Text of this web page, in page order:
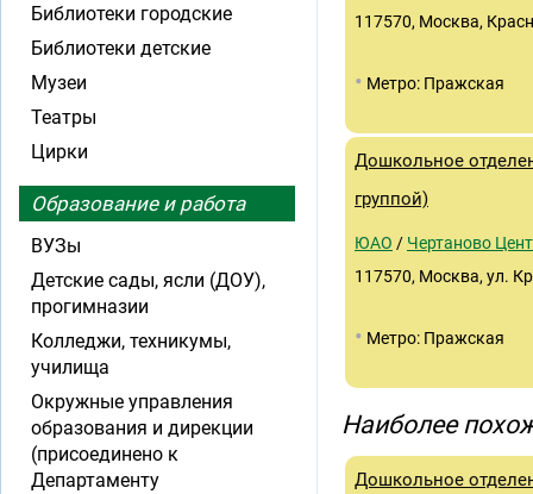
117570, Москва,
• Метро: Пражская
Дошкольное
группой)
ЮАО / Чертаново
117570, Москва, ул.
• Метро: Пражская
Наиболее
Дошкольное
Библиотеки городские
Библиотеки детские
Музеи
Театры
Цирки
Образование и работа
ВУЗы
Детские сады, ясли (ДОУ),
прогимназии
Колледжи, техникумы,
училища
Окружные управления
образования и дирекции
(присоединено к
Департаменту